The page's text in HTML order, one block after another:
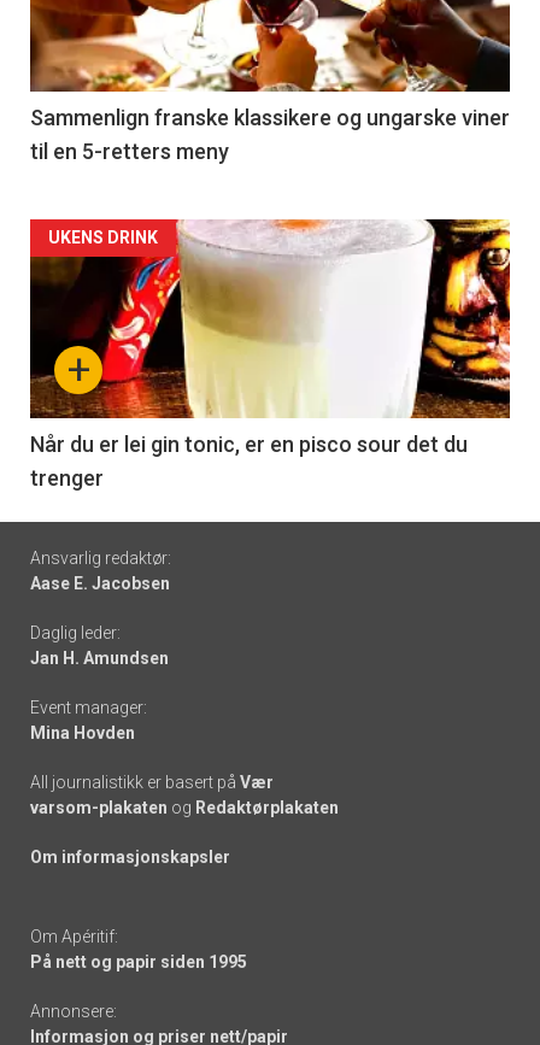
nå
-
5
Sammenlign franske klassikere og ungarske viner
til en 5-retters meny
Forsiden
akkurat
nå
-
6
+
UKENS DRINK
Når du er lei gin tonic, er en pisco sour det du
trenger
Footer
-
links
Ansvarlig redaktør:
Aase E. Jacobsen
Daglig leder:
Jan H. Amundsen
Event manager:
Mina Hovden
All journalistikk er basert på Vær
varsom-plakaten og Redaktørplakaten
Om informasjonskapsler
Om Apéritif:
På nett og papir siden 1995
Annonsere:
Informasjon og priser nett/papir